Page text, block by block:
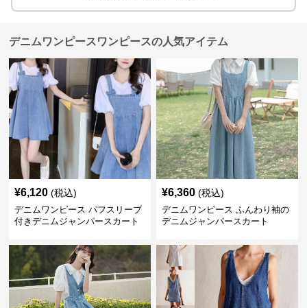
デニムワンピースワンピースの人気アイテム
¥6,120 (税込)
デニムワンピース パフスリーブ
付きデニムジャンパースカート
¥6,360 (税込)
デニムワンピース ふんわり袖の
デニムジャンパースカート